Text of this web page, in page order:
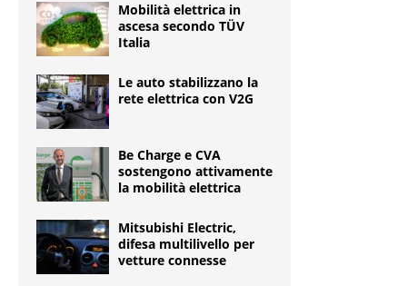
Mobilità elettrica in
ascesa secondo TÜV
Italia
Le auto stabilizzano la
rete elettrica con V2G
Be Charge e CVA
sostengono attivamente
la mobilità elettrica
Mitsubishi Electric,
difesa multilivello per
vetture connesse